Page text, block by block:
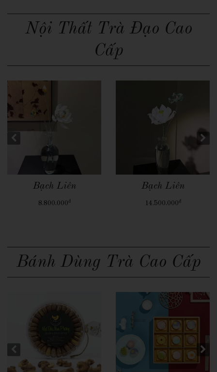
Nội Thất Trà Đạo Cao
Cấp
Quick View
Thanh Liên Thiền
Quang
Quick View
Bộ Đệm Gối Trường
Kỷ Cao Cấp
Bánh Dùng Trà Cao Cấp